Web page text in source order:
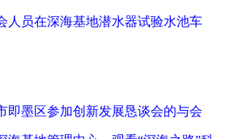
人员在深海基地潜水器试验水池车
即墨区参加创新发展恳谈会的与会